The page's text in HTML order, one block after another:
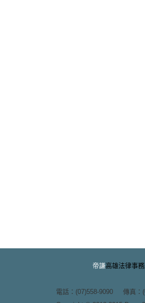
帝謙高雄法律事
電話：(07)558-9090 傳真：